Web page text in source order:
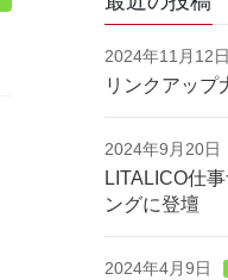
2024年11月12日
リンクアップ
2024年9月20日
LITALICO仕
ングに登壇
2024年4月9日